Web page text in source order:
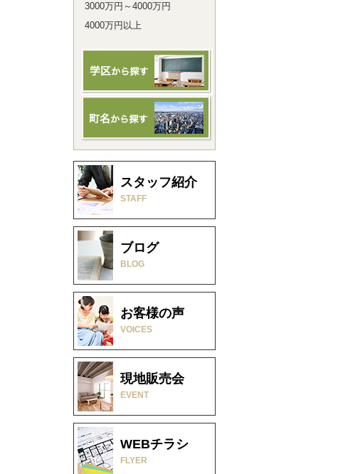
3000万円～4000万円
4000万円以上
スタッフ紹介
STAFF
ブログ
BLOG
お客様の声
VOICES
現地販売会
EVENT
WEBチラシ
FLYER